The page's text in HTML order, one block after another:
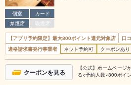
個室
カード
禁煙席
喫煙席
【アプリ予約限定】最大800ポイント還元対象店
口
適格請求書発行事業者
ネット予約可 クーポンあり
クーポンを見る
【公式】ホームページ
る<予約人数×300ポイ